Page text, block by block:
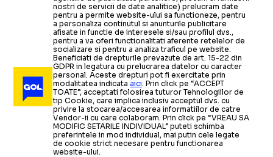
nostri de servicii de date analitice) prelucram date
pentru a permite website-ului sa functioneze, pentru
a personaliza continutul si anunturile publicitare
afisate in functie de interesele si/sau profilul dvs.,
pentru a va oferi functionalitati aferente retelelor de
socializare si pentru a analiza traficul pe website.
Beneficiati de drepturile prevazute de art. 15-22 din
GDPR in legatura cu prelucrarea datelor cu caracter
personal. Aceste drepturi pot fi exercitate prin
modalitatea indicataaici. Prin click pe “ACCEPT
TOATE”, acceptati folosirea tuturor Tehnologiilor de
tip Cookie, care implica inclusiv acceptul dvs. cu
privire la stocarea/accesarea informatiilor de catre
Vendor-ii cu care colaboram. Prin click pe “VREAU SA
MODIFIC SETARILE INDIVIDUAL” puteti schimba
preferintele in mod individual, mai putin cele legate
de cookie strict necesare pentru functionarea
website-ului.